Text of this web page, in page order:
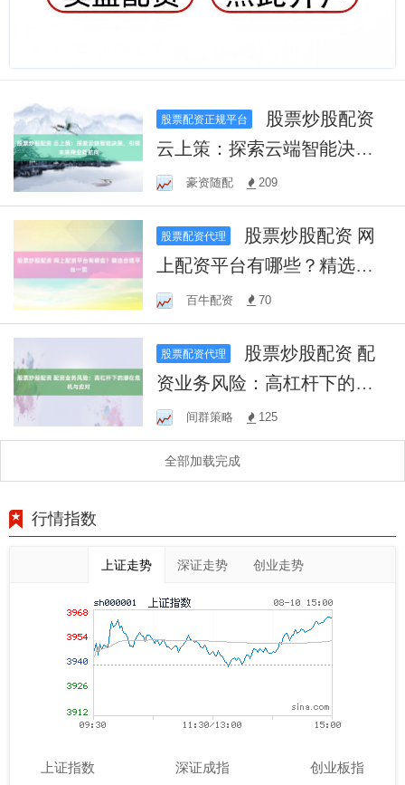
股票配资正规平台
云上策：探索云端智能决
策，引领未来商业新航向
豪资随配 209
股票配资代理
上配资平台有哪些？精选合
规平台一览
百牛配资 70
股票配资代理
资业务风险：高杠杆下的潜
在危机与应对
间群策略 125
全部加载完成
行情指数
上证走势 深证走势 创业走势
上证指数 深证成指 创业板指